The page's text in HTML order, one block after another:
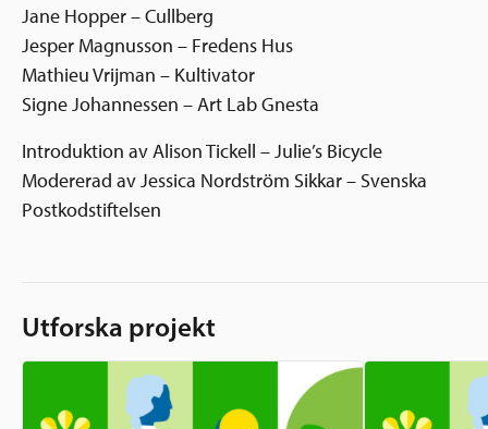
Jane Hopper – Cullberg
Jesper Magnusson – Fredens Hus
Mathieu Vrijman – Kultivator
Signe Johannessen – Art Lab Gnesta
Introduktion av Alison Tickell – Julie’s Bicycle
Modererad av Jessica Nordström Sikkar – Svenska
Postkodstiftelsen
Utforska projekt